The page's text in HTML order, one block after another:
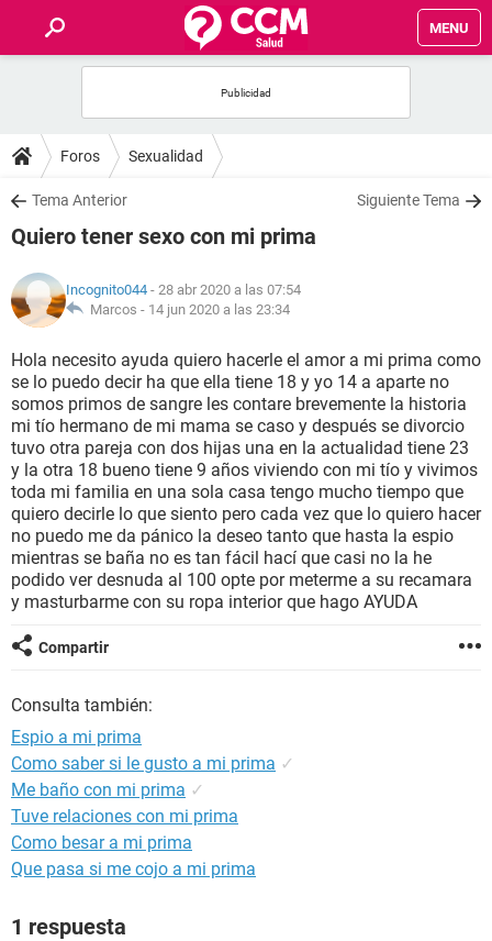
MENU
FOROS
SALUD
FAMILIA
NUTRICIÓN
BIENESTAR
SEXUALIDAD
GLOSARIO
Foros Sexualidad
Tema Anterior Siguiente Tema
Quiero tener sexo con mi prima
Incognito044 - 28 abr 2020 a las 07:54
Marcos - 14 jun 2020 a las 23:34
Hola necesito ayuda quiero hacerle el amor a mi prima como
se lo puedo decir ha que ella tiene 18 y yo 14 a aparte no
somos primos de sangre les contare brevemente la historia
mi tío hermano de mi mama se caso y después se divorcio
tuvo otra pareja con dos hijas una en la actualidad tiene 23
y la otra 18 bueno tiene 9 años viviendo con mi tío y vivimos
toda mi familia en una sola casa tengo mucho tiempo que
quiero decirle lo que siento pero cada vez que lo quiero hacer
no puedo me da pánico la deseo tanto que hasta la espio
mientras se baña no es tan fácil hací que casi no la he
podido ver desnuda al 100 opte por meterme a su recamara
y masturbarme con su ropa interior que hago AYUDA
Compartir
Consulta también:
Espio a mi prima
Como saber si le gusto a mi prima ✓
Me baño con mi prima ✓
Tuve relaciones con mi prima
Como besar a mi prima
Que pasa si me cojo a mi prima
1 respuesta